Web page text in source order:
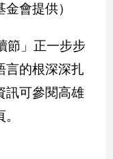
會提供）
節」正一步步
言的根深深扎
訊可參閱高雄